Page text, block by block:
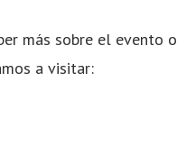
más sobre el evento o
a visitar: